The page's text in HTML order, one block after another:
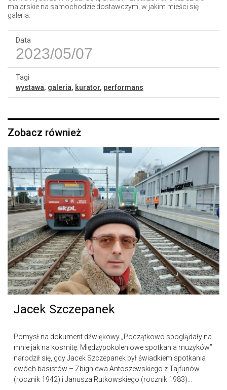
malarskie na samochodzie dostawczym, w jakim mieści się
galeria.
Data
2023/05/07
Tagi
wystawa, galeria, kurator, performans
Zobacz również
Jacek Szczepanek
Pomysł na dokument dźwiękowy „Początkowo spoglądały na
mnie jak na kosmitę. Międzypokoleniowe spotkania muzyków”
narodził się, gdy Jacek Szczepanek był świadkiem spotkania
dwóch basistów – Zbigniewa Antoszewskiego z Tajfunów
(rocznik 1942) i Janusza Rutkowskiego (rocznik 1983)...